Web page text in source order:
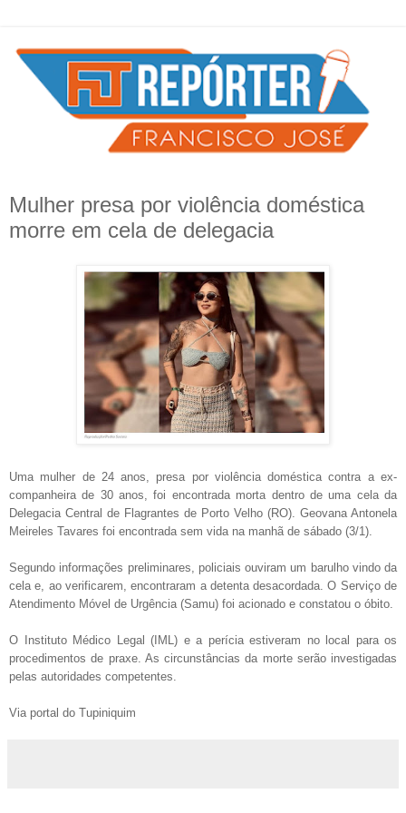
Mulher presa por violência doméstica
morre em cela de delegacia
Uma mulher de 24 anos, presa por violência doméstica contra a ex-
companheira de 30 anos, foi encontrada morta dentro de uma cela da
Delegacia Central de Flagrantes de Porto Velho (RO). Geovana Antonela
Meireles Tavares foi encontrada sem vida na manhã de sábado (3/1).
Segundo informações preliminares, policiais ouviram um barulho vindo da
cela e, ao verificarem, encontraram a detenta desacordada. O Serviço de
Atendimento Móvel de Urgência (Samu) foi acionado e constatou o óbito.
O Instituto Médico Legal (IML) e a perícia estiveram no local para os
procedimentos de praxe. As circunstâncias da morte serão investigadas
pelas autoridades competentes.
Via portal do Tupiniquim